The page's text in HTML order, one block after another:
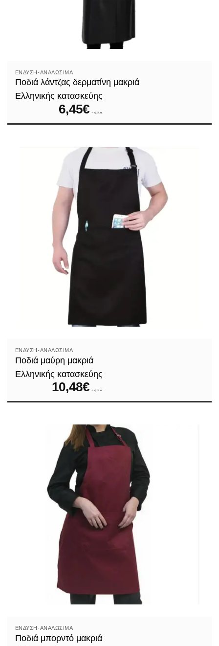
ΈΝΔΥΣΗ-ΑΝΑΛΏΣΙΜΑ
Ποδιά λάντζας δερματίνη μακριά
Ελληνικής κατασκεύης
6,45€ + φ.π.α.
ΈΝΔΥΣΗ-ΑΝΑΛΏΣΙΜΑ
Ποδιά μαύρη μακριά
Ελληνικής κατασκεύης
10,48€ + φ.π.α.
ΈΝΔΥΣΗ-ΑΝΑΛΏΣΙΜΑ
Ποδιά μπορντό μακριά